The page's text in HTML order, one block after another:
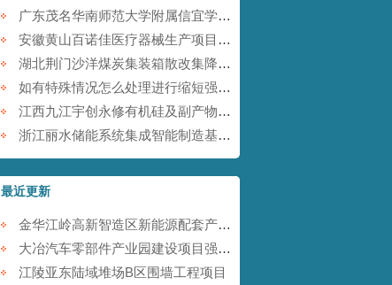
广东茂名华南师范大学附属信宜学校强夯地基项目【康尚强夯建设】
安徽黄山百诺佳医疗器械生产项目(一期)地基强夯工程【康尚强夯建设】
湖北荆门沙洋煤炭集装箱散改集降水强夯项目【康尚强夯建设】
如有特殊情况怎么处理进行缩短强夯施工的工期
江西九江宇创永修有机硅及副产物综合利用项目强夯工程【康尚强夯建设】
浙江丽水储能系统集成智能制造基地项目强夯工程【康尚强夯建设】
最近更新
金华江岭高新智造区新能源配套产业园强夯工程
大冶汽车零部件产业园建设项目强夯工程
江陵亚东陆域堆场B区围墙工程项目